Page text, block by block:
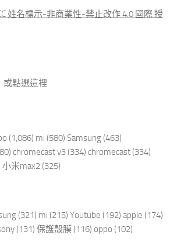
姓名標示-非商業性-禁止改作 4.0 國際 授
或點選這裡
(1,086) mi (580) Samsung (463)
chromecast v3 (334) chromecast (334)
小米max2 (325)
(321) mi (215) Youtube (192) apple (174)
(131) 保護殼膜 (116) oppo (102)